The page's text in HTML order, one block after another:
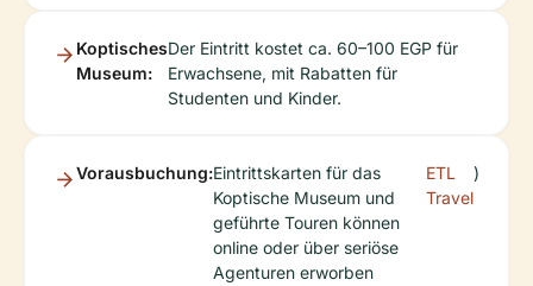
Koptisches
Museum:
Der Eintritt kostet ca. 60–100 EGP für
Erwachsene, mit Rabatten für
Studenten und Kinder.
Vorausbuchung:Eintrittskarten für das
Koptische Museum und
geführte Touren können
online oder über seriöse
Agenturen erworben
ETL
Travel
)